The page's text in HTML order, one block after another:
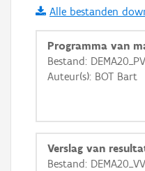
i
+ −
Alle bestanden
Programma van
Bestand:
Auteur(s): BOT Bart
Verslag van
Bestand: